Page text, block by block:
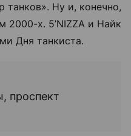
танков». Ну и, конечно,
2000-х. 5’NIZZA и Найк
Дня танкиста.
проспект